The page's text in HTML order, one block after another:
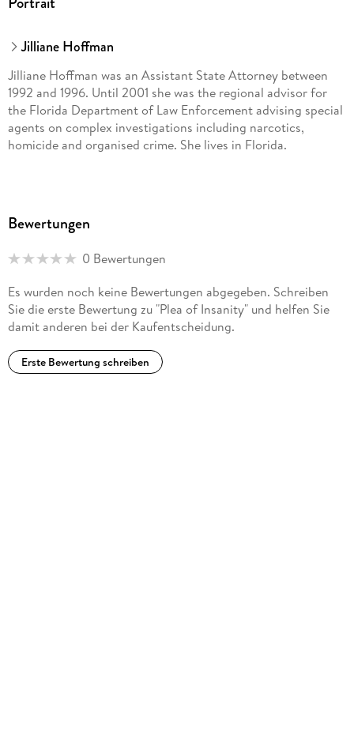
Jilliane Hoffman
Jilliane Hoffman was an Assistant State Attorney between
1992 and 1996. Until 2001 she was the regional advisor for
the Florida Department of Law Enforcement advising special
agents on complex investigations including narcotics,
homicide and organised crime. She lives in Florida.
Bewertungen
0 Bewertungen
Es wurden noch keine Bewertungen abgegeben. Schreiben
Sie die erste Bewertung zu "Plea of Insanity" und helfen Sie
damit anderen bei der Kaufentscheidung.
Erste Bewertung schreiben